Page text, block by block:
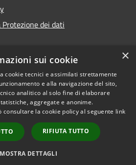
Protezione dei dati
Copyright © 2026 • Comune di
San Paolo • Powered by
Municipium•
Accesso
redazione
×
sui cookie
cookie tecnici e assimilati strettamente
e alla navigazione del sito,
analitico al solo fine di elaborare
aggregate e anonime.
consultare la cookie policy al seguente link
RIFIUTA TUTTO
MOSTRA DETTAGLI